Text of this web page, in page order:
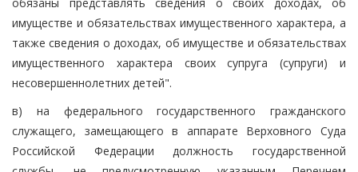
имуществе и обязательствах имущественного характера, а
также сведения о доходах, об имуществе и обязательствах
имущественного характера своих супруга (супруги) и
несовершеннолетних детей".
в) на федерального государственного гражданского
служащего, замещающего в аппарате Верховного Суда
Российской Федерации должность государственной